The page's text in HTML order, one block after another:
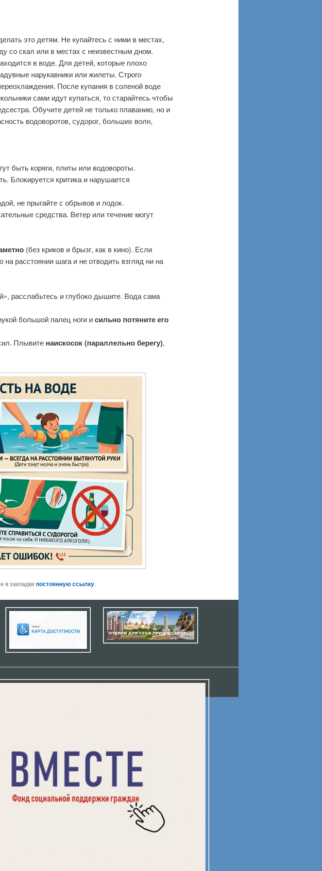
это детям. Не купайтесь с ними в местах,
со скал или в местах с неизвестным дном.
в воде. Для детей, которые плохо
нарукавники или жилеты. Строго
После купания в соленой воде
сами идут купаться, то старайтесь чтобы
Обучите детей не только плаванию, но и
водоворотов, судорог, больших волн,
быть коряги, плиты или водовороты.
Блокируется критика и нарушается
не прыгайте с обрывов и лодок.
средства. Ветер или течение могут
(без криков и брызг, как в кино). Если
расстоянии шага и не отводить взгляд ни на
расслабьтесь и глубоко дышите. Вода сама
большой палец ноги исильно потяните его
Плывите наискосок (параллельно берегу),
в закладкипостоянную ссылку.